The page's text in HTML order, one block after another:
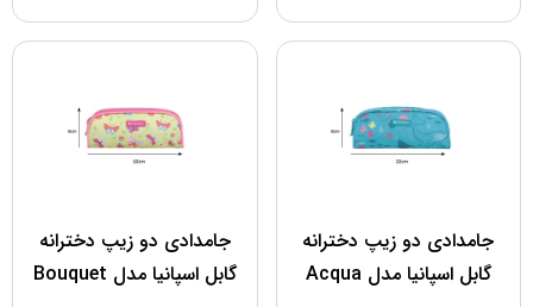
جامدادی دو زیپ دخترانه
گابل اسپانیا مدل Acqua
جامدادی دو زیپ دخترانه
گابل اسپانیا مدل Bouquet